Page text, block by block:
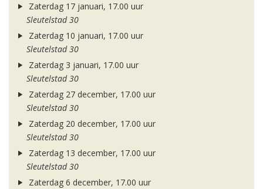
Zaterdag 17 januari, 17.00 uur
Sleutelstad 30
Zaterdag 10 januari, 17.00 uur
Sleutelstad 30
Zaterdag 3 januari, 17.00 uur
Sleutelstad 30
Zaterdag 27 december, 17.00 uur
Sleutelstad 30
Zaterdag 20 december, 17.00 uur
Sleutelstad 30
Zaterdag 13 december, 17.00 uur
Sleutelstad 30
Zaterdag 6 december, 17.00 uur